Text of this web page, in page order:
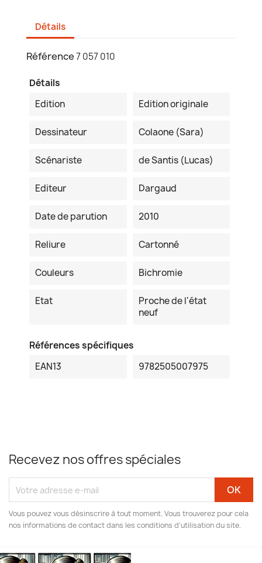
Détails
Référence7 057 010
Détails
Edition
Edition originale
Dessinateur Colaone (Sara)
Scénariste de Santis (Lucas)
Editeur Dargaud
Date de parution 2010
Reliure Cartonné
Couleurs Bichromie
Etat
Proche de l'état
neuf
Références spécifiques
EAN13
9782505007975
Recevez nos offres spéciales
Vous pouvez vous désinscrire à tout moment. Vous trouverez pour cela
nos informations de contact dans les conditions d'utilisation du site.